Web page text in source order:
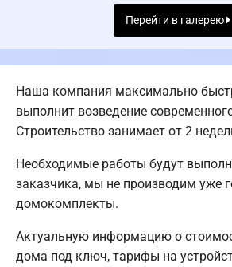
Перейти в галерею
Наша компания максимально
выполнит возведение
Строительство занимает от 2
Необходимые работы будут
заказчика, мы не производим уже
домокомплекты.
Актуальную информацию о
дома под ключ, тарифы на